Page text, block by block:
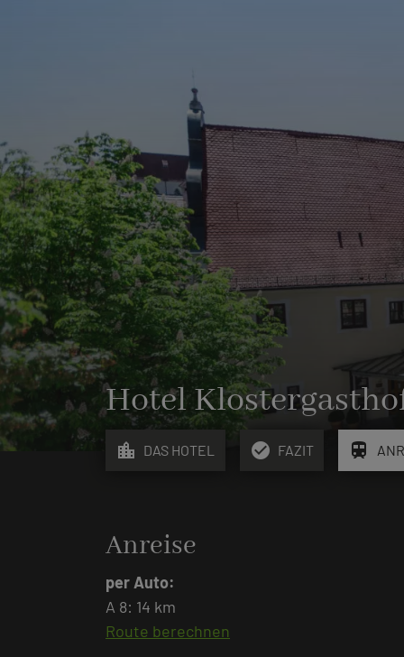
Hotel
location_city DAS HOTEL check_circle FAZIT train
Anreise
per Auto:
A 8: 14 km
Route berechnen